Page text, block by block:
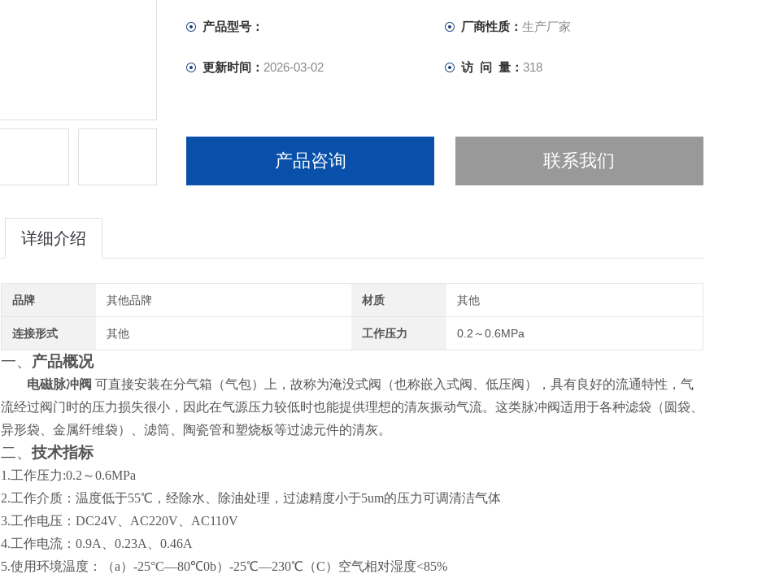
产品型号： 厂商性质： 生产厂家
更新时间： 2026-03-02 访 问 量： 318
产品咨询 联系我们
详细介绍
品牌 其他品牌 材质 其他
连接形式 其他 工作压力 0.2～0.6MPa
一、 产品概况
电磁脉冲阀 可直接安装在分气箱（气包）上，故称为淹没式阀（也称嵌入式阀、低压阀），具有良好的流通特性，气
流经过阀门时的压力损失很小，因此在气源压力较低时也能提供理想的清灰振动气流。这类脉冲阀适用于各种滤袋（圆袋、
异形袋、金属纤维袋）、滤筒、陶瓷管和塑烧板等过滤元件的清灰。
二、 技术指标
1.工作压力:0.2～0.6MPa
2.工作介质：温度低于55℃，经除水、除油处理，过滤精度小于5um的压力可调清洁气体
3.工作电压：DC24V、AC220V、AC110V
4.工作电流：0.9A、0.23A、0.46A
5.使用环境温度：（a）-25°C—80℃0b）-25℃—230℃（C）空气相对湿度<85%